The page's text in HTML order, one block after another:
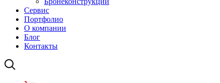
Сервис
Портфолио
О компании
Блог
Контакты